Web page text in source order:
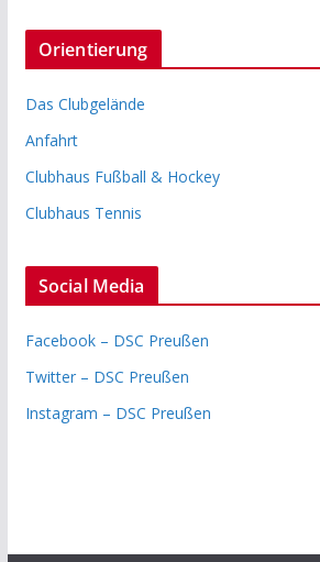
Orientierung
Das Clubgelände
Anfahrt
Clubhaus Fußball & Hockey
Clubhaus Tennis
Social Media
Facebook – DSC Preußen
Twitter – DSC Preußen
Instagram – DSC Preußen